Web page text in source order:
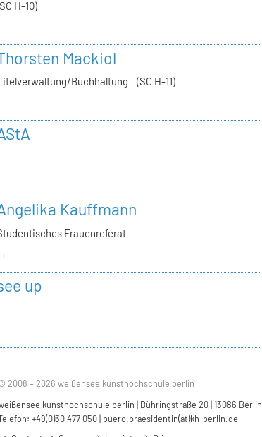
H-10)
Mackiol
Buchhaltung (SC H-11)
Kauffmann
Frauenreferat
up
2008 – 2026 weißensee kunsthochschule berlin
kunsthochschule berlin | Bühringstraße 20 | 13086 Berlin
+49(0)30 477 050 | buero.praesidentin(at)kh-berlin.de